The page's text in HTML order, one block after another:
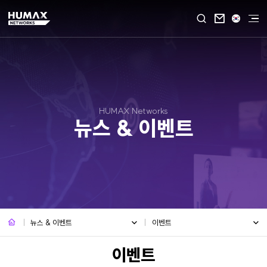

HUMAX Networks
뉴스 & 이벤트
뉴스 & 이벤트 이벤트